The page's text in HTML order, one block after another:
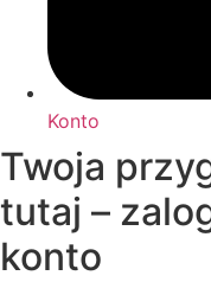
Konto
Twoja
tutaj –
konto